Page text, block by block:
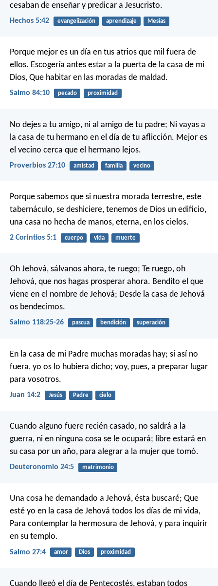
cesaban de enseñar y predicar a Jesucristo.
Hechos 5:42 evangelización aprendizaje Mesías
Porque mejor es un día en tus atrios que mil fuera de
ellos. Escogería antes estar a la puerta de la casa de mi
Dios, Que habitar en las moradas de maldad.
Salmo 84:10 pecado proximidad
No dejes a tu amigo, ni al amigo de tu padre; Ni vayas a
la casa de tu hermano en el día de tu aflicción. Mejor es
el vecino cerca que el hermano lejos.
Proverbios 27:10 amistad familia vecino
Porque sabemos que si nuestra morada terrestre, este
tabernáculo, se deshiciere, tenemos de Dios un edificio,
una casa no hecha de manos, eterna, en los cielos.
2 Corintios 5:1 cuerpo vida muerte
Oh Jehová, sálvanos ahora, te ruego; Te ruego, oh
Jehová, que nos hagas prosperar ahora. Bendito el que
viene en el nombre de Jehová; Desde la casa de Jehová
os bendecimos.
Salmo 118:25-26 pascua bendición superación
En la casa de mi Padre muchas moradas hay; si así no
fuera, yo os lo hubiera dicho; voy, pues, a preparar lugar
para vosotros.
Juan 14:2 Jesús Padre cielo
Cuando alguno fuere recién casado, no saldrá a la
guerra, ni en ninguna cosa se le ocupará; libre estará en
su casa por un año, para alegrar a la mujer que tomó.
Deuteronomio 24:5 matrimonio
Una cosa he demandado a Jehová, ésta buscaré; Que
esté yo en la casa de Jehová todos los días de mi vida,
Para contemplar la hermosura de Jehová, y para inquirir
en su templo.
Salmo 27:4 amor Dios proximidad
Cuando llegó el día de Pentecostés, estaban todos